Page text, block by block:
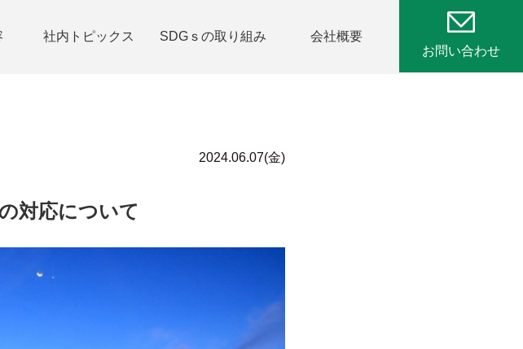
社内トピックス SDGｓの取り組み
会社概要
お問い合わせ
2024.06.07(金)
対応について